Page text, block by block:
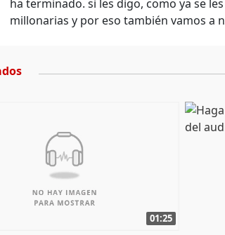
ha terminado. si les digo, como ya se
millonarias y por eso también vamos a
01:25